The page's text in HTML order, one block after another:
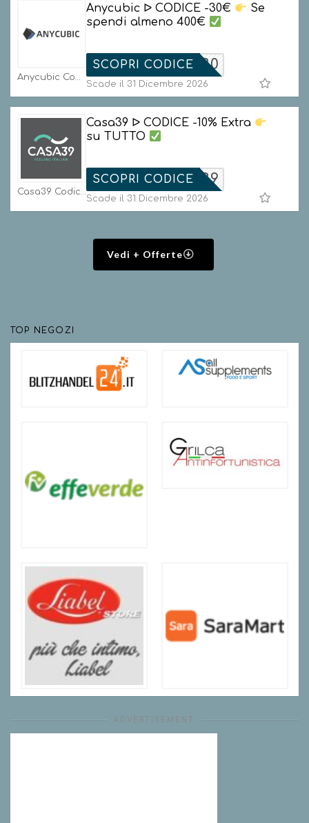
Anycubic Codici
Anycubic ᐅ CODICE -30€
Se
spendi almeno 400€
ACFAN30
SCOPRI CODICE
Scade il 31 Dicembre 2026
Casa39 Codici
Casa39 ᐅ CODICE -10% Extra
su TUTTO
ISTMAS39
SCOPRI CODICE
Scade il 31 Dicembre 2026
Vedi + Offerte
TOP NEGOZI
ADVERTISEMENT